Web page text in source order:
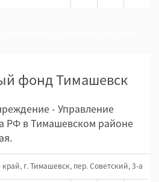
фонд Тимашевск
- Управление
РФ в Тимашевском районе
г. Тимашевск, пер. Советский, 3-а